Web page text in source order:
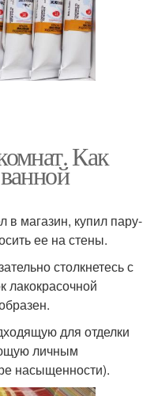
Как
в магазин, купил пару-
ее на стены.
столкнетесь с
лакокрасочной
для отделки
личным
насыщенности).